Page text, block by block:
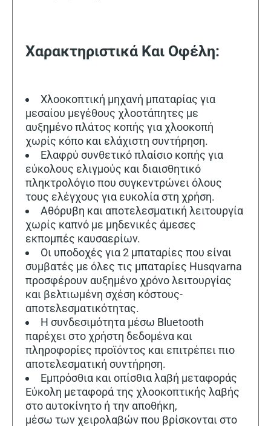
Χαρακτηριστικά Και Οφέλη:
Χλοοκοπτική μηχανή μπαταρίας για
μεσαίου μεγέθους χλοοτάπητες με
αυξημένο πλάτος κοπής για χλοοκοπή
χωρίς κόπο και ελάχιστη συντήρηση.
Ελαφρύ συνθετικό πλαίσιο κοπής για
εύκολους ελιγμούς και διαισθητικό
πληκτρολόγιο που συγκεντρώνει όλους
τους ελέγχους για ευκολία στη χρήση.
Αθόρυβη και αποτελεσματική λειτουργία
χωρίς καπνό με μηδενικές άμεσες
εκπομπές καυσαερίων.
Οι υποδοχές για 2 μπαταρίες που είναι
συμβατές με όλες τις μπαταρίες Husqvarna
προσφέρουν αυξημένο χρόνο λειτουργίας
και βελτιωμένη σχέση κόστους-
αποτελεσματικότητας.
Η συνδεσιμότητα μέσω Bluetooth
παρέχει στο χρήστη δεδομένα και
πληροφορίες προϊόντος και επιτρέπει πιο
αποτελεσματική συντήρηση.
Εμπρόσθια και οπίσθια λαβή μεταφοράς
Εύκολη μεταφορά της χλοοκοπτικής λαβής
στο αυτοκίνητο ή την αποθήκη,
μέσω των χειρολαβών που βρίσκονται στο